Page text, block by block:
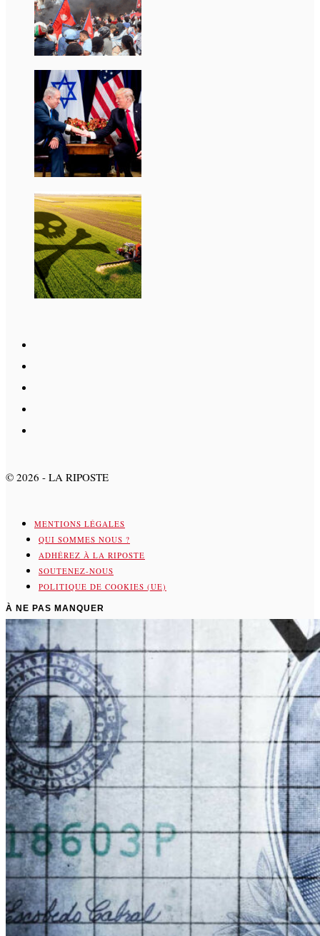
© 2026 - LA RIPOSTE
MENTIONS LÉGALES
QUI SOMMES NOUS ?
ADHÉREZ À LA RIPOSTE
SOUTENEZ-NOUS
POLITIQUE DE COOKIES (UE)
À NE PAS MANQUER